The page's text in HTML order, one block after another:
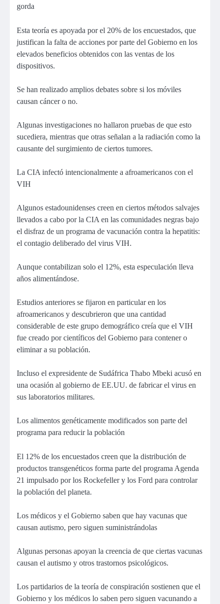
gorda
Esta teoría es apoyada por el 20% de los encuestados, que
justifican la falta de acciones por parte del Gobierno en los
elevados beneficios obtenidos con las ventas de los
dispositivos.
Se han realizado amplios debates sobre si los móviles
causan cáncer o no.
Algunas investigaciones no hallaron pruebas de que esto
sucediera, mientras que otras señalan a la radiación como la
causante del surgimiento de ciertos tumores.
La CIA infectó intencionalmente a afroamericanos con el
VIH
Algunos estadounidenses creen en ciertos métodos salvajes
llevados a cabo por la CIA en las comunidades negras bajo
el disfraz de un programa de vacunación contra la hepatitis:
el contagio deliberado del virus VIH.
Aunque contabilizan solo el 12%, esta especulación lleva
años alimentándose.
Estudios anteriores se fijaron en particular en los
afroamericanos y descubrieron que una cantidad
considerable de este grupo demográfico creía que el VIH
fue creado por científicos del Gobierno para contener o
eliminar a su población.
Incluso el expresidente de Sudáfrica Thabo Mbeki acusó en
una ocasión al gobierno de EE.UU. de fabricar el virus en
sus laboratorios militares.
Los alimentos genéticamente modificados son parte del
programa para reducir la población
El 12% de los encuestados creen que la distribución de
productos transgenéticos forma parte del programa Agenda
21 impulsado por los Rockefeller y los Ford para controlar
la población del planeta.
Los médicos y el Gobierno saben que hay vacunas que
causan autismo, pero siguen suministrándolas
Algunas personas apoyan la creencia de que ciertas vacunas
causan el autismo y otros trastornos psicológicos.
Los partidarios de la teoría de conspiración sostienen que el
Gobierno y los médicos lo saben pero siguen vacunando a